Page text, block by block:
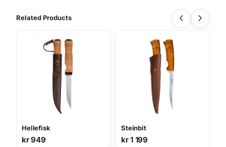
Related Products
Hellefisk
kr949
Steinbit
kr1 199